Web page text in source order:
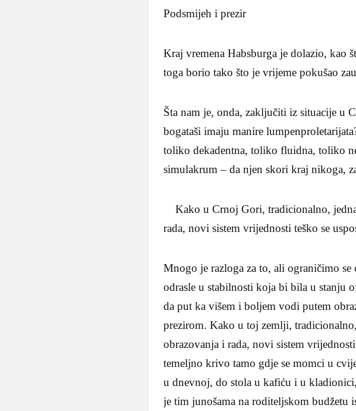
Podsmijeh i prezir
Kraj vremena Habsburga je dolazio, kao
toga borio tako što je vrijeme pokušao
Šta nam je, onda, zaključiti iz situacije u
bogataši imaju manire
toliko dekadentna, toliko fluidna, toliko
simulakrum – da njen skori kraj nikoga,
Kako u Crnoj Gori, tradicionalno,
rada, novi sistem vrijednosti teško se
Mnogo je razloga za to, ali ograničimo
odrasle u stabilnosti koja bi bila u stanju
da put ka višem i boljem vodi putem
prezirom. Kako u toj zemlji,
obrazovanja i rada, novi sistem
temeljno krivo tamo gdje se momci u
u dnevnoj, do stola u kafiću i u
je tim junošama na roditeljskom budžetu